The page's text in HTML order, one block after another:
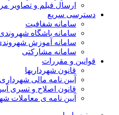
ارسال فیلم و تصاویر
دسترسی سریع
سامانه شفافیت
سامانه باشگاه
سامانه آموزش
سامانه مشارکتی
قوانین و مقررات
قانون شهرداریها
آیین نامه مالی
قانون اصلاح و تسری
آیین نامه ی معاملات